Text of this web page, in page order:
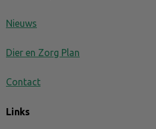
Nieuws
Dier en Zorg Plan
Contact
Links